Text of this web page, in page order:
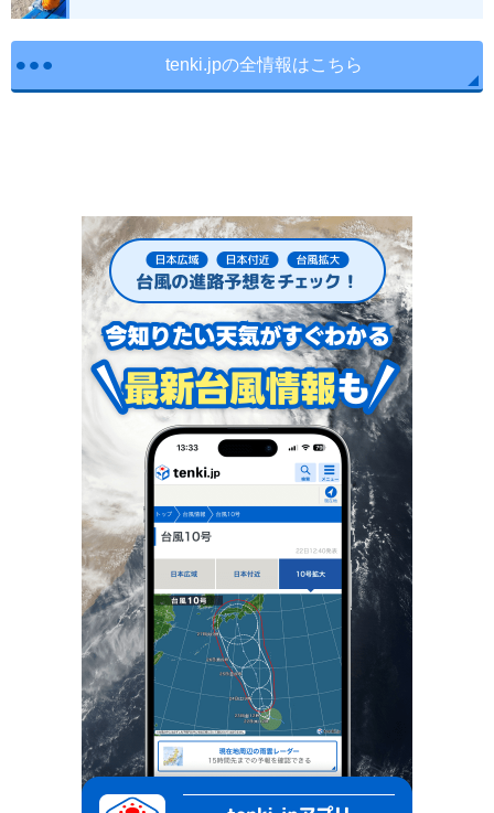
tenki.jpの全情報はこちら